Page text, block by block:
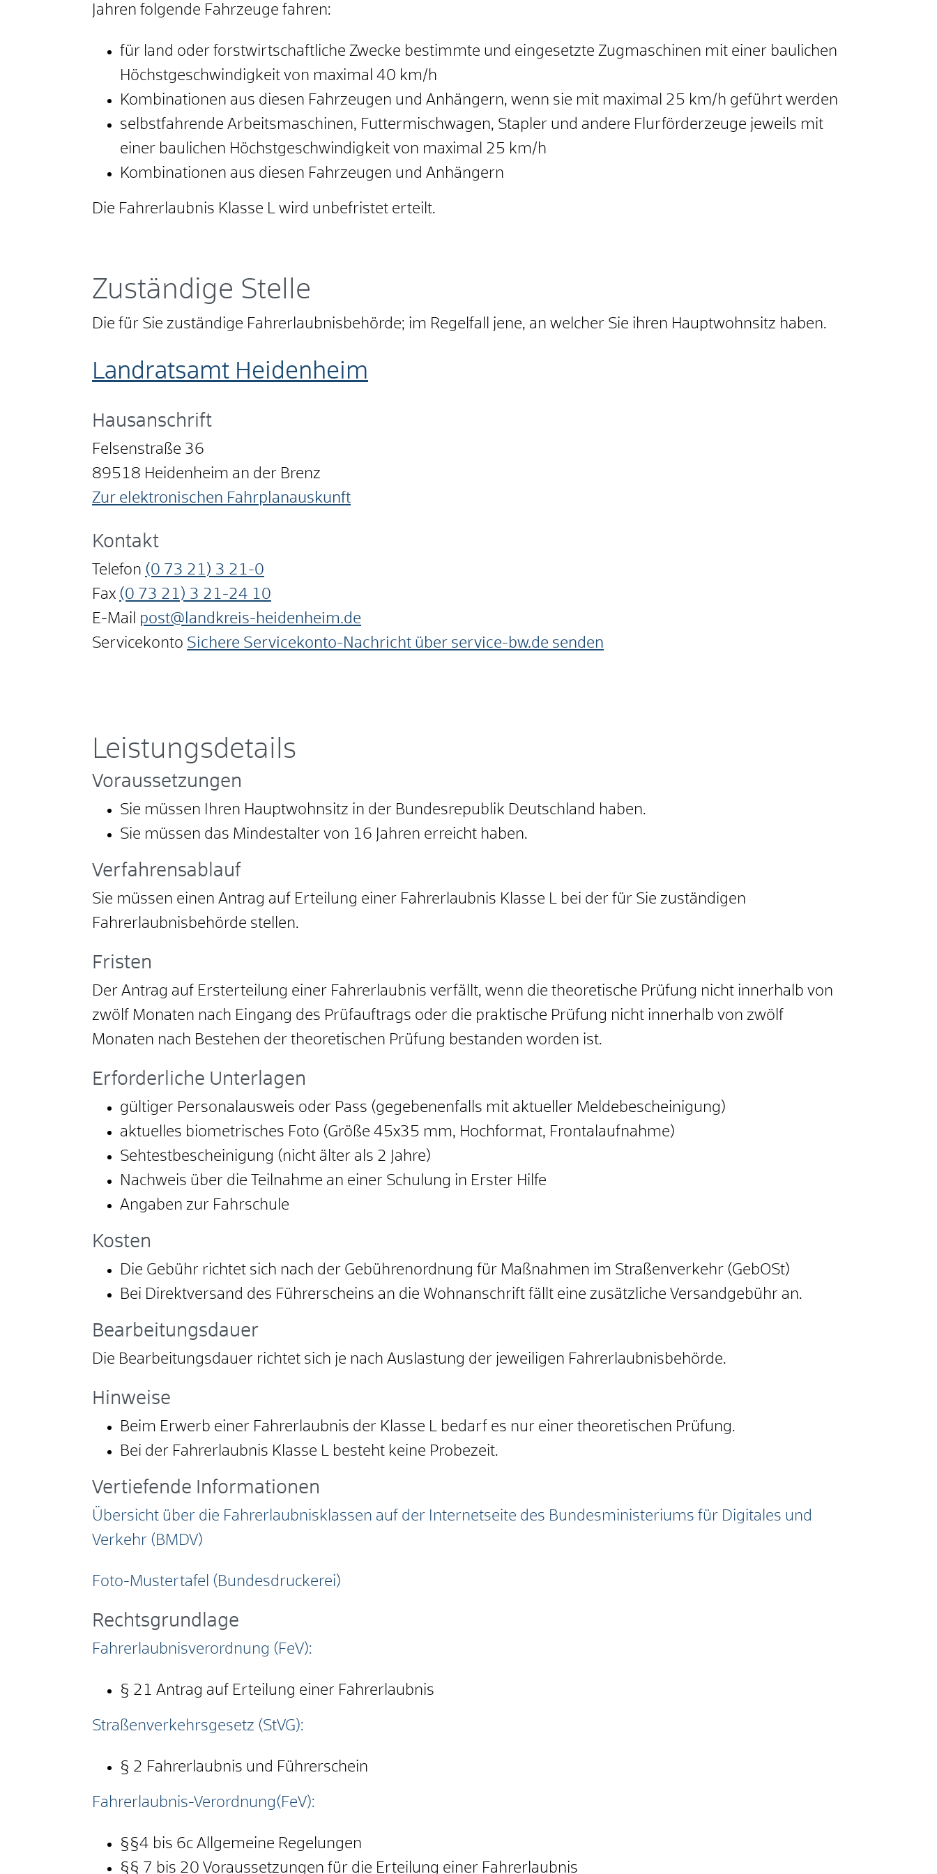
Jahren folgende Fahrzeuge fahren:
für land oder forstwirtschaftliche Zwecke bestimmte und eingesetzte Zugmaschinen mit einer baulichen
Höchstgeschwindigkeit von maximal 40 km/h
Kombinationen aus diesen Fahrzeugen und Anhängern, wenn sie mit maximal 25 km/h geführt werden
selbstfahrende Arbeitsmaschinen, Futtermischwagen, Stapler und andere Flurförderzeuge jeweils mit
einer baulichen Höchstgeschwindigkeit von maximal 25 km/h
Kombinationen aus diesen Fahrzeugen und Anhängern
Die Fahrerlaubnis Klasse L wird unbefristet erteilt.
Zuständige Stelle
Die für Sie zuständige Fahrerlaubnisbehörde; im Regelfall jene, an welcher Sie ihren Hauptwohnsitz haben.
Landratsamt Heidenheim
Hausanschrift
Felsenstraße 36
89518 Heidenheim an der Brenz
Zur elektronischen Fahrplanauskunft
Kontakt
Telefon (0 73 21) 3 21-0
Fax (0 73 21) 3 21-24 10
E-Mail post@landkreis-heidenheim.de
Servicekonto Sichere Servicekonto-Nachricht über service-bw.de senden
Leistungsdetails
Voraussetzungen
Sie müssen Ihren Hauptwohnsitz in der Bundesrepublik Deutschland haben.
Sie müssen das Mindestalter von 16 Jahren erreicht haben.
Verfahrensablauf
Sie müssen einen Antrag auf Erteilung einer Fahrerlaubnis Klasse L bei der für Sie zuständigen
Fahrerlaubnisbehörde stellen.
Fristen
Der Antrag auf Ersterteilung einer Fahrerlaubnis verfällt, wenn die theoretische Prüfung nicht innerhalb von
zwölf Monaten nach Eingang des Prüfauftrags oder die praktische Prüfung nicht innerhalb von zwölf
Monaten nach Bestehen der theoretischen Prüfung bestanden worden ist.
Erforderliche Unterlagen
gültiger Personalausweis oder Pass (gegebenenfalls mit aktueller Meldebescheinigung)
aktuelles biometrisches Foto (Größe 45x35 mm, Hochformat, Frontalaufnahme)
Sehtestbescheinigung (nicht älter als 2 Jahre)
Nachweis über die Teilnahme an einer Schulung in Erster Hilfe
Angaben zur Fahrschule
Kosten
Die Gebühr richtet sich nach der Gebührenordnung für Maßnahmen im Straßenverkehr (GebOSt)
Bei Direktversand des Führerscheins an die Wohnanschrift fällt eine zusätzliche Versandgebühr an.
Bearbeitungsdauer
Die Bearbeitungsdauer richtet sich je nach Auslastung der jeweiligen Fahrerlaubnisbehörde.
Hinweise
Beim Erwerb einer Fahrerlaubnis der Klasse L bedarf es nur einer theoretischen Prüfung.
Bei der Fahrerlaubnis Klasse L besteht keine Probezeit.
Vertiefende Informationen
Übersicht über die Fahrerlaubnisklassen auf der Internetseite des Bundesministeriums für Digitales und
Verkehr (BMDV)
Foto-Mustertafel (Bundesdruckerei)
Rechtsgrundlage
Fahrerlaubnisverordnung (FeV):
§ 21 Antrag auf Erteilung einer Fahrerlaubnis
Straßenverkehrsgesetz (StVG):
§ 2 Fahrerlaubnis und Führerschein
Fahrerlaubnis-Verordnung(FeV):
§§4 bis 6c Allgemeine Regelungen
§§ 7 bis 20 Voraussetzungen für die Erteilung einer Fahrerlaubnis